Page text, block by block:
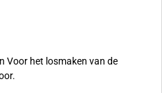
Voor het losmaken van de